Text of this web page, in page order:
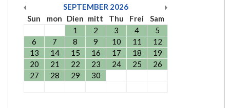
SEPTEMBER 2026
Sun
mon Dien mitt Thu Frei
Sam
1
2 3 4
5
6
7 8 9 10 11
12
13
14 15 16 17 18
19
20
21 22 23 24 25
26
27
28 29 30